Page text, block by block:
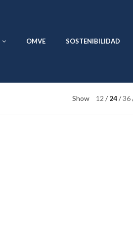
OMVE SOSTENIBILIDAD
Show 12 24 36